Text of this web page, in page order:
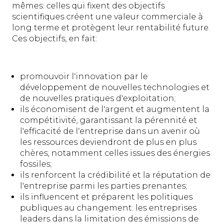
mêmes: celles qui fixent des objectifs
scientifiques créent une valeur commerciale à
long terme et protègent leur rentabilité future.
Ces objectifs, en fait:
promouvoir l'innovation par le
développement de nouvelles technologies et
de nouvelles pratiques d'exploitation;
ils économisent de l'argent et augmentent la
compétitivité, garantissant la pérennité et
l'efficacité de l'entreprise dans un avenir où
les ressources deviendront de plus en plus
chères, notamment celles issues des énergies
fossiles;
ils renforcent la crédibilité et la réputation de
l'entreprise parmi les parties prenantes;
ils influencent et préparent les politiques
publiques au changement: les entreprises
leaders dans la limitation des émissions de